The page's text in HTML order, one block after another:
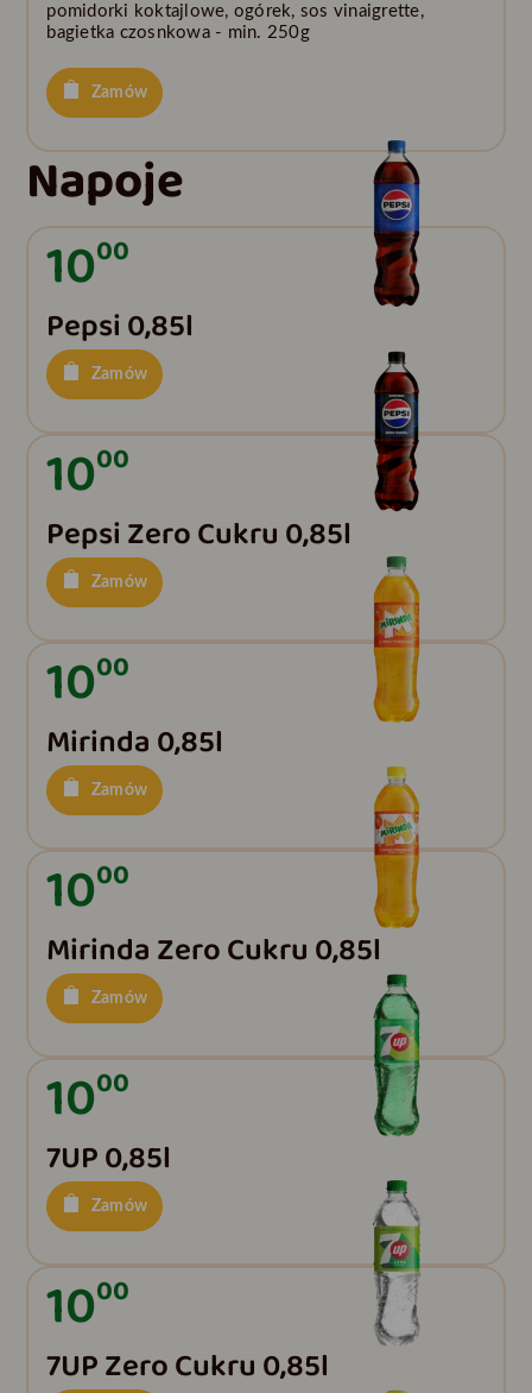
pomidorki koktajlowe, ogórek, sos vinaigrette,
bagietka czosnkowa - min. 250g
Zamów
Napoje
1000
Pepsi 0,85l
Zamów
1000
Pepsi Zero Cukru 0,85l
Zamów
1000
Mirinda 0,85l
Zamów
1000
Mirinda Zero Cukru 0,85l
Zamów
1000
7UP 0,85l
Zamów
1000
7UP Zero Cukru 0,85l